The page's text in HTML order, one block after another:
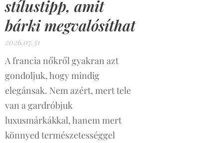
stílustipp, amit
bárki megvalósíthat
2026.07.31
A francia nőkről gyakran azt
gondoljuk, hogy mindig
elegánsak. Nem azért, mert tele
van a gardróbjuk
luxusmárkákkal, hanem mert
könnyed természetességgel